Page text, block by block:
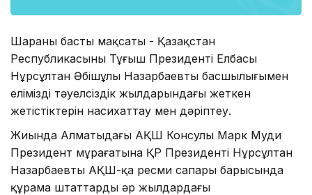
Шараның басты мақсаты - Қазақстан
Республикасының Тұңғыш Президенті Елбасы
Нұрсұлтан Әбішұлы Назарбаевтың басшылығымен
еліміздің тәуелсіздік жылдарындағы жеткен
жетістіктерін насихаттау мен дәріптеу.
Жиында Алматыдағы АҚШ Консулы Марк Муди
Президент мұрағатына ҚР Президенті Нұрсұлтан
Назарбаевтың АҚШ-қа ресми сапары барысында
құрама штаттардың әр жылдардағы